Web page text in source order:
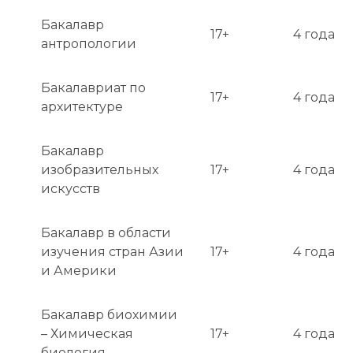
Необходимые документы: Заполненная заявка,
школьный табель (транскрипт),
рекомендательные письма (обычно от
мотивационные эссе, резюме внеучебной
деятельности, результаты тестов (если
специальностей).
Требования для иностранных студентов:
Уровень владения языком: Требуется
подтверждение владения английским через
тесты TOEFL iBT (рекомендуется 100+), IELTS
Academic (рекомендуется 7.0+) или Duolingo
Финансовая документация: Для получения
Бакалавр
антропологии
17+ 4 года
Бакалавриат по
архитектуре
17+ 4 года
Бакалавр
изобразительных
искусств
17+ 4 года
Бакалавр в области
изучения стран Азии
и Америки
17+ 4 года
Бакалавр биохимии
– Химическая
17+ 4 года